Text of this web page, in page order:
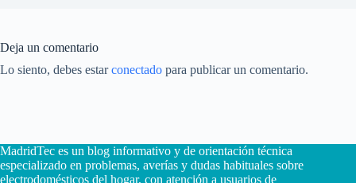
Deja un comentario
Lo siento, debes estarconectado para publicar un comentario.
MadridTec es un blog informativo y de orientación técnica
especializado en problemas, averías y dudas habituales sobre
electrodomésticos del hogar, con atención a usuarios de